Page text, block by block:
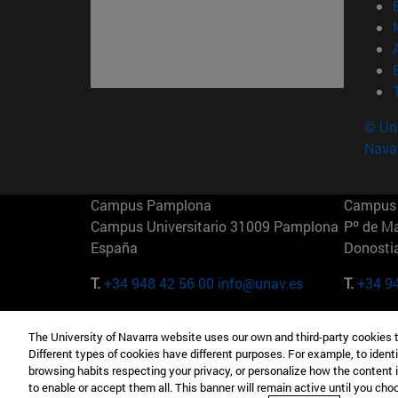
©
Campus Pamplona
Campus Universitario 31009 Pamplona
España
T.+34 948 42 56 00 info@unav.es
Pº de
T.+34
Camino del Cerro Águila 3 28023
Madrid España
165 W
EE.UU
The University of Navarra website uses our own and third-party
Different types of cookies have different purposes. For example, to
browsing habits respecting your privacy, or personalize how the
to enable or accept them all. This banner will remain active until you